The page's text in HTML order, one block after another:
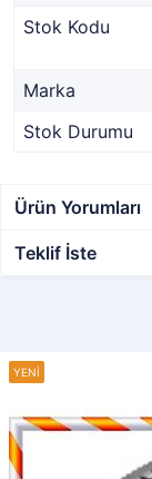
Stok Kodu
Marka
Stok Durumu
Ürün Yorumları
Teklif İste